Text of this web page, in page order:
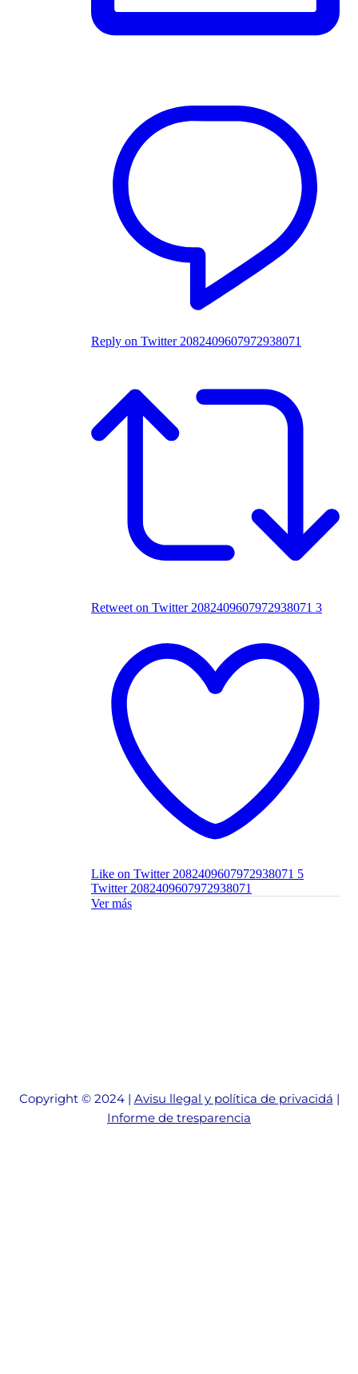
Reply on Twitter 2082409607972938071
Retweet on Twitter 2082409607972938071 3
Like on Twitter 2082409607972938071 5
Twitter 2082409607972938071
Ver más
Copyright © 2024 | Avisu llegal y política de privacidá |
Informe de tresparencia